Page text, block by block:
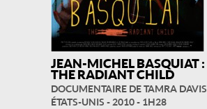
JEAN-MICHEL BASQUIAT :
THE RADIANT CHILD
DOCUMENTAIRE DE TAMRA DAVIS
ÉTATS-UNIS - 2010 - 1H28